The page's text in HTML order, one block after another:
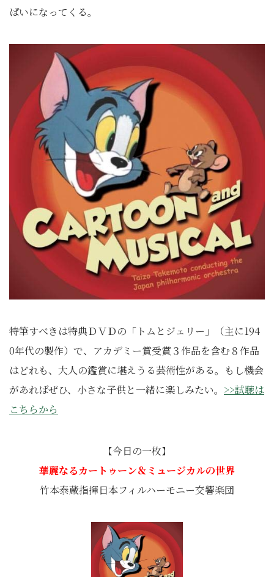
ぱいになってくる。
特筆すべきは特典ＤＶＤの「トムとジェリー」（主に194
0年代の製作）で、アカデミー賞受賞３作品を含む８作品
はどれも、大人の鑑賞に堪えうる芸術性がある。もし機会
があればぜひ、小さな子供と一緒に楽しみたい。 >>試聴は
こちらから
【今日の一枚】
華麗なるカートゥーン＆ミュージカルの世界
竹本泰蔵指揮日本フィルハーモニー交響楽団